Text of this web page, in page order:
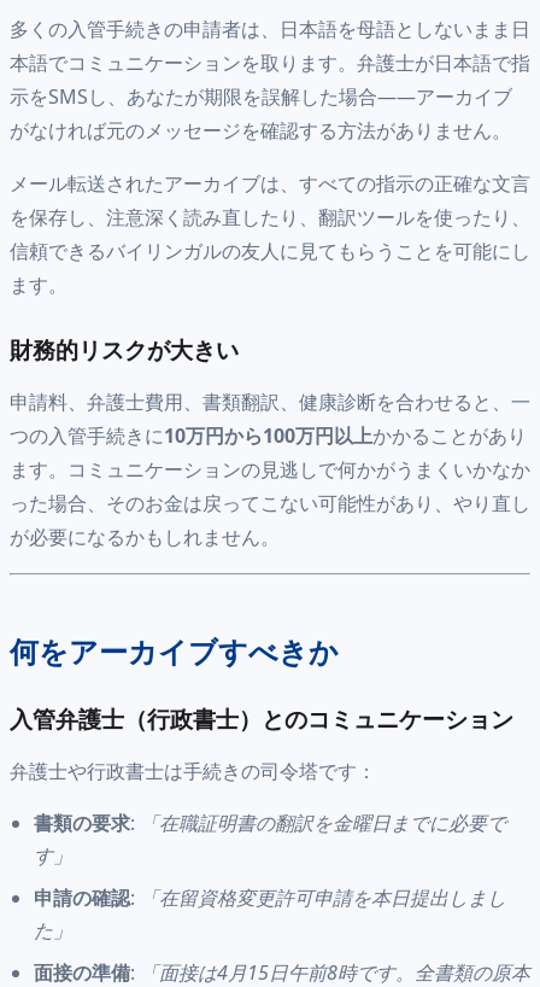
多くの入管手続きの申請者は、日本語を母語としないまま日
本語でコミュニケーションを取ります。弁護士が日本語で指
示をSMSし、あなたが期限を誤解した場合——アーカイブ
がなければ元のメッセージを確認する方法がありません。
メール転送されたアーカイブは、すべての指示の正確な文言
を保存し、注意深く読み直したり、翻訳ツールを使ったり、
信頼できるバイリンガルの友人に見てもらうことを可能にし
ます。
財務的リスクが大きい
申請料、弁護士費用、書類翻訳、健康診断を合わせると、一
つの入管手続きに10万円から100万円以上かかることがあり
ます。コミュニケーションの見逃しで何かがうまくいかなか
った場合、そのお金は戻ってこない可能性があり、やり直し
が必要になるかもしれません。
何をアーカイブすべきか
入管弁護士（行政書士）とのコミュニケーション
弁護士や行政書士は手続きの司令塔です：
書類の要求:
「在職証明書の翻訳を金曜日までに必要で
す」
申請の確認:
「在留資格変更許可申請を本日提出しまし
た」
面接の準備:
「面接は4月15日午前8時です。全書類の原本